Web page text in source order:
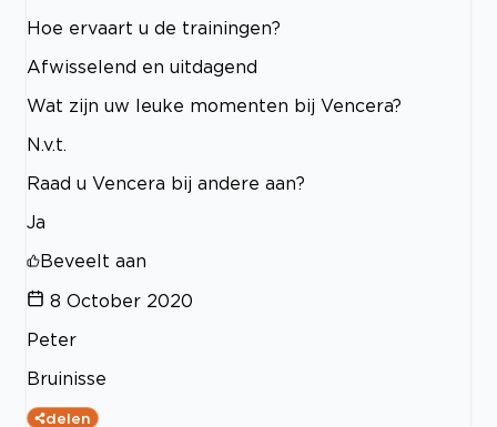
Hoe ervaart u de trainingen?
Afwisselend en uitdagend
Wat zijn uw leuke momenten bij Vencera?
N.v.t.
Raad u Vencera bij andere aan?
Ja
Beveelt aan
8 October 2020
Peter
Bruinisse
delen